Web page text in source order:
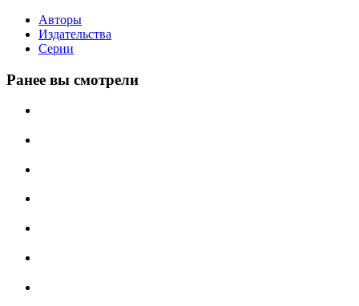
Авторы
Издательства
Серии
Ранее вы смотрели